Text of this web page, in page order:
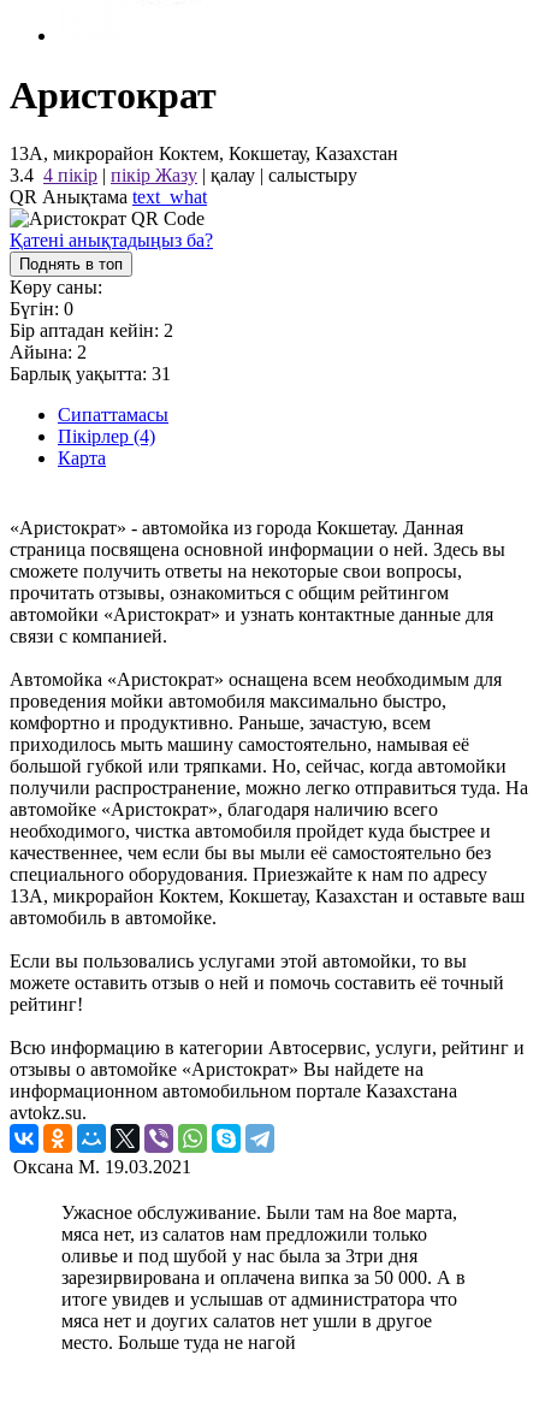
Аристократ
13А, микрорайон Коктем, Кокшетау, Казахстан
3.4 4 пікір | пікір Жазу | қалау | салыстыру
QR Анықтама text_what
Қатені анықтадыңыз ба?
Поднять в топ
Көру саны:
Бүгін: 0
Бір аптадан кейін: 2
Айына: 2
Барлық уақытта: 31
Сипаттамасы
Пікірлер (4)
Карта
«Аристократ» - автомойка из города Кокшетау. Данная
страница посвящена основной информации о ней. Здесь вы
сможете получить ответы на некоторые свои вопросы,
прочитать отзывы, ознакомиться с общим рейтингом
автомойки «Аристократ» и узнать контактные данные для
связи с компанией.
Автомойка «Аристократ» оснащена всем необходимым для
проведения мойки автомобиля максимально быстро,
комфортно и продуктивно. Раньше, зачастую, всем
приходилось мыть машину самостоятельно, намывая её
большой губкой или тряпками. Но, сейчас, когда автомойки
получили распространение, можно легко отправиться туда. На
автомойке «Аристократ», благодаря наличию всего
необходимого, чистка автомобиля пройдет куда быстрее и
качественнее, чем если бы вы мыли её самостоятельно без
специального оборудования. Приезжайте к нам по адресу
13А, микрорайон Коктем, Кокшетау, Казахстан и оставьте ваш
автомобиль в автомойке.
Если вы пользовались услугами этой автомойки, то вы
можете оставить отзыв о ней и помочь составить её точный
рейтинг!
Всю информацию в категории Автосервис, услуги, рейтинг и
отзывы о автомойке «Аристократ» Вы найдете на
информационном автомобильном портале Казахстана
avtokz.su.
Оксана М. 19.03.2021
Ужасное обслуживание. Были там на 8ое марта,
мяса нет, из салатов нам предложили только
оливье и под шубой у нас была за 3три дня
зарезирвирована и оплачена випка за 50 000. А в
итоге увидев и услышав от администратора что
мяса нет и доугих салатов нет ушли в другое
место. Больше туда не нагой